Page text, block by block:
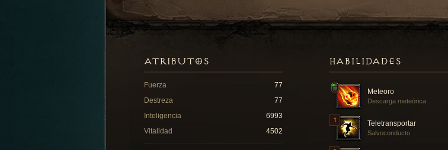
HABILIDADES
Meteoro
Descarga meteórica
Teletransportar
Salvoconducto
ATRIBUTOS
Fuerza
77
Destreza
77
Inteligencia
6993
Vitalidad
4502